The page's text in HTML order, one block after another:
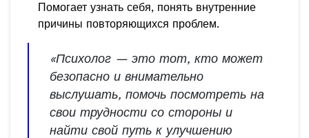
Помогает узнать себя, понять внутренние
причины повторяющихся проблем.
«Психолог — это тот, кто может
безопасно и внимательно
выслушать, помочь посмотреть на
свои трудности со стороны и
найти свой путь к улучшению